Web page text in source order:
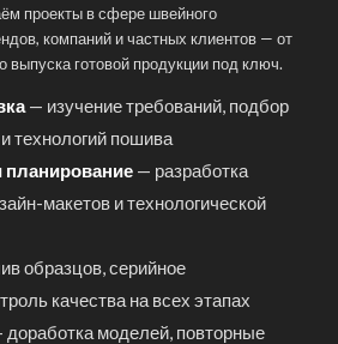
проекты в сфере швейного
компаний и частных клиентов — от
выпуска готовой продукции под ключ.
— изучение требований, подбор
технологий пошива
планирование— разработка
макетов и технологической
образцов, серийное
качества на всех этапах
моделей, повторные